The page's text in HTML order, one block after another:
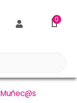
0
Muñec@s